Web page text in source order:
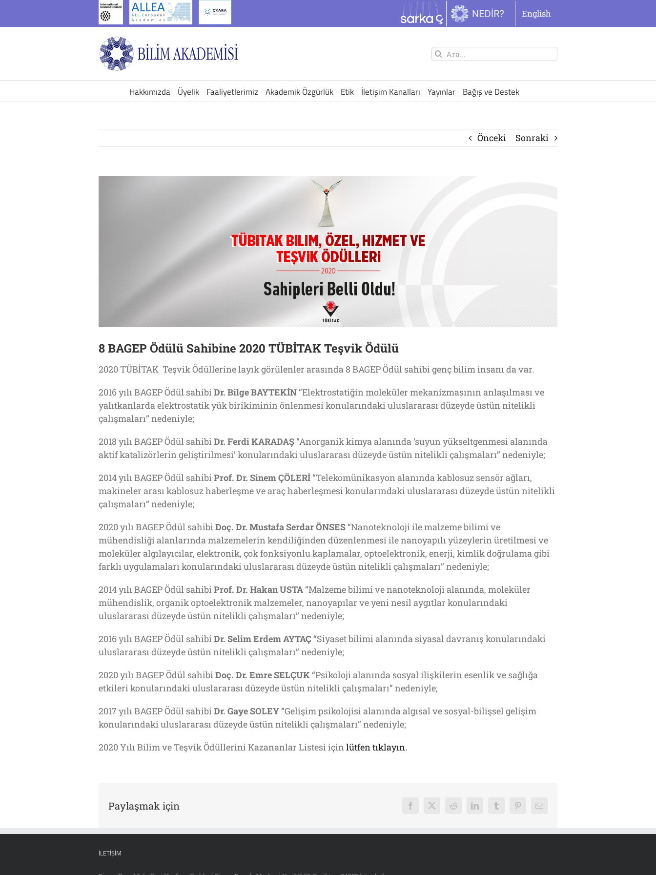
English
Şunu
Hakkımızda Üyelik Faaliyetlerimiz Akademik Özgürlük Etik İletişim Kanalları Yayınlar Bağış ve Destek
Önceki Sonraki
8 BAGEP Ödülü Sahibine 2020 TÜBİTAK Teşvik Ödülü
2020 TÜBİTAK Teşvik Ödüllerine layık görülenler arasında 8 BAGEP Ödül sahibi genç bilim insanı da var.
2016 yılı BAGEP Ödül sahibiDr. Bilge BAYTEKİN “Elektrostatiğin moleküler mekanizmasının anlaşılması ve
yalıtkanlarda elektrostatik yük birikiminin önlenmesi konularındaki uluslararası düzeyde üstün nitelikli
çalışmaları” nedeniyle;
2018 yılı BAGEP Ödül sahibiDr. Ferdi KARADAŞ “Anorganik kimya alanında ‘suyun yükseltgenmesi alanında
aktif katalizörlerin geliştirilmesi’ konularındaki uluslararası düzeyde üstün nitelikli çalışmaları” nedeniyle;
2014 yılı BAGEP Ödül sahibiProf. Dr. Sinem ÇÖLERİ “Telekomünikasyon alanında kablosuz sensör ağları,
makineler arası kablosuz haberleşme ve araç haberleşmesi konularındaki uluslararası düzeyde üstün nitelikli
çalışmaları” nedeniyle;
2020 yılı BAGEP Ödül sahibiDoç. Dr. Mustafa Serdar ÖNSES “Nanoteknoloji ile malzeme bilimi ve
mühendisliği alanlarında malzemelerin kendiliğinden düzenlenmesi ile nanoyapılı yüzeylerin üretilmesi ve
moleküler algılayıcılar, elektronik, çok fonksiyonlu kaplamalar, optoelektronik, enerji, kimlik doğrulama gibi
farklı uygulamaları konularındaki uluslararası düzeyde üstün nitelikli çalışmaları” nedeniyle;
2014 yılı BAGEP Ödül sahibiProf. Dr. Hakan USTA “Malzeme bilimi ve nanoteknoloji alanında, moleküler
mühendislik, organik optoelektronik malzemeler, nanoyapılar ve yeni nesil aygıtlar konularındaki
uluslararası düzeyde üstün nitelikli çalışmaları” nedeniyle;
2016 yılı BAGEP Ödül sahibiDr. Selim Erdem AYTAÇ “Siyaset bilimi alanında siyasal davranış konularındaki
uluslararası düzeyde üstün nitelikli çalışmaları” nedeniyle;
2020 yılı BAGEP Ödül sahibiDoç. Dr. Emre SELÇUK “Psikoloji alanında sosyal ilişkilerin esenlik ve sağlığa
etkileri konularındaki uluslararası düzeyde üstün nitelikli çalışmaları” nedeniyle;
2017 yılı BAGEP Ödül sahibiDr. Gaye SOLEY “Gelişim psikolojisi alanında algısal ve sosyal-bilişsel gelişim
konularındaki uluslararası düzeyde üstün nitelikli çalışmaları” nedeniyle;
2020 Yılı Bilim ve Teşvik Ödüllerini Kazananlar Listesi içinlütfen tıklayın.
Paylaşmak için Facebook
X Reddit LinkedInTumblrPinterest
E-
İLETIŞIM